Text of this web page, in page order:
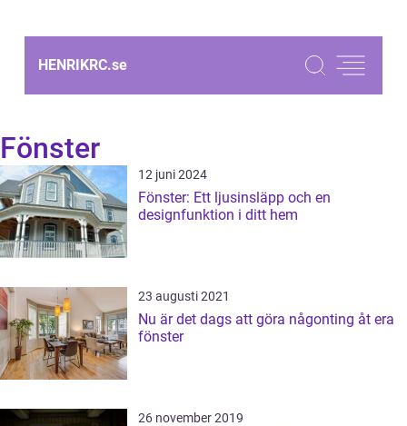
HENRIKRC.se
Fönster
12 juni 2024
Fönster: Ett ljusinsläpp och en
designfunktion i ditt hem
23 augusti 2021
Nu är det dags att göra någonting åt era
fönster
26 november 2019